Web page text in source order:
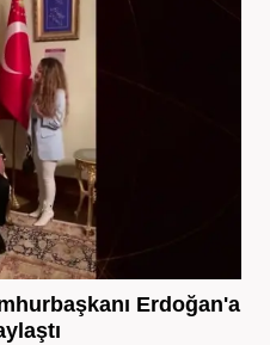
Erdoğan'a